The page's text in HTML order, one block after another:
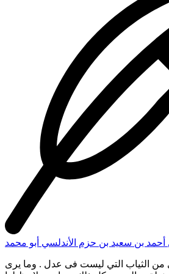
عجزها فقد لزمته وإن لم يرسائرها ولا
سائر الحيوان حاشا بنی آدم ، قال : فان
مطوية فرأى ظهورها ومواضع طيها ولم
خياره ولا يردها الامن عيب ، قال : فان
اشترى ثيابا هروية في جراب أو ثيابا زطية (۳) فى عدل . أوسمنا في
حنطة في غرارة . أو عروضا مما لا يكال ولا
من ذلك فان له خيار الرؤية حتى يرى كل
رأى جميع الثياب الا واحدا منها أو جميع
فسخ البيع انشاء ، وسواء وجد كل مارأى
له الا السمن والزيت . والحنطة فانه
يرمنه مثل الذى رأى فقد لزمه البيع
ابتاع دارا فرآها من خارجها ولم يرها من
الرؤية ولا يردها الامن عيب ، وروى عن
يرى مع ذلك شيئا من أرضها ، وقال أبو
الدار والحائطها يسقط خياره ويلزمه
عيب ، قال أبو حنيفة . وأصحابه : وليس له أن
فى السند ، وفى النسخ ( رطبة ) وهو
بن سعيد بن حزم الأندلسي أبو محمد
يرى من الثياب التي ليست فى عدل . وما يرى